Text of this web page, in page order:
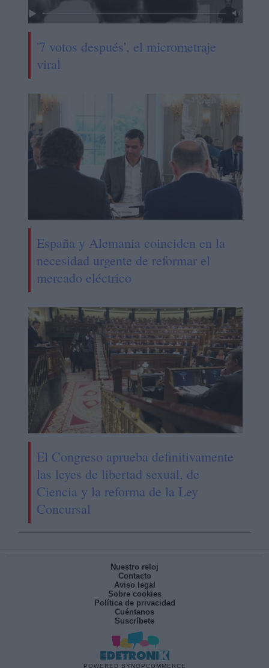
'7 votos después', el micrometraje
viral
España y Alemania coinciden en la
necesidad urgente de reformar el
mercado eléctrico
El Congreso aprueba definitivamente
las leyes de libertad sexual, de
Ciencia y la reforma de la Ley
Concursal
Nuestro reloj
Contacto
Aviso legal
Sobre cookies
Política de privacidad
Cuéntanos
Suscríbete
POWERED BY NOPCOMMERCE